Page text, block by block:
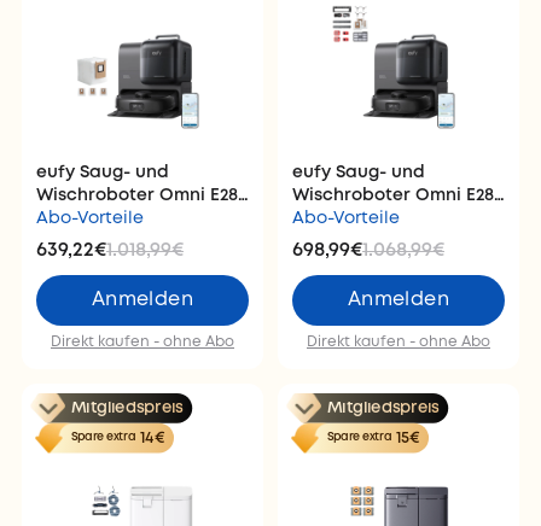
eufy Saug- und
Wischroboter Omni E28
mit Staubbeutel-Set
Abo-Vorteile
639,22€1.018,99€
Anmelden
Direkt kaufen - ohne Abo
eufy Saug- und
Wischroboter Omni E28
mit All-in-One-
Wartungspaket
Abo-Vorteile
698,99€1.068,99€
Anmelden
Direkt kaufen - ohne Abo
Mitgliedspreis
Spare extra 14€
Mitgliedspreis
Spare extra 15€